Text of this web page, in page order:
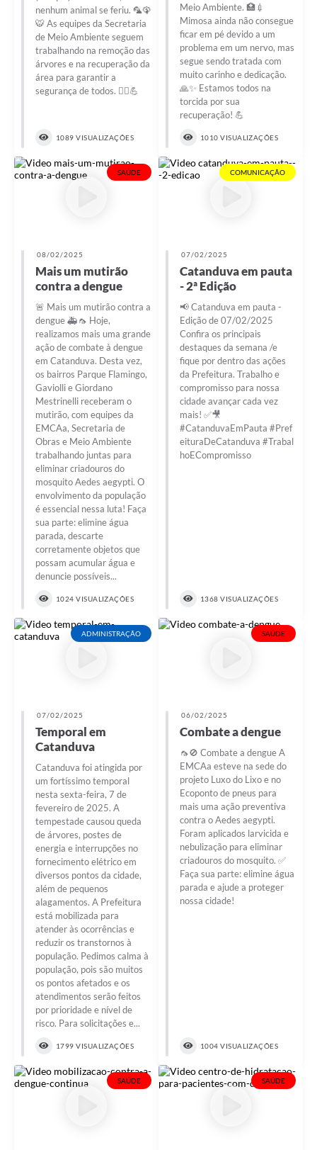
nenhum animal se feriu. 🦜🦚
🐯 As equipes da Secretaria
de Meio Ambiente seguem
trabalhando na remoção das
árvores e na recuperação da
área para garantir a
segurança de todos. 👷‍♂️💪
1089 VISUALIZAÇÕES
Meio Ambiente. 🏥💉
Mimosa ainda não consegue
ficar em pé devido a um
problema em um nervo, mas
segue sendo tratada com
muito carinho e dedicação.
🙏✨ Estamos todos na
torcida por sua
recuperação! 💪
1010 VISUALIZAÇÕES
SAÚDE
08/02/2025
Mais um mutirão
contra a dengue
🚨 Mais um mutirão contra a
dengue 🚑🦟 Hoje,
realizamos mais uma grande
ação de combate à dengue
em Catanduva. Desta vez,
os bairros Parque Flamingo,
Gaviolli e Giordano
Mestrinelli receberam o
mutirão, com equipes da
EMCAa, Secretaria de
Obras e Meio Ambiente
trabalhando juntas para
eliminar criadouros do
mosquito Aedes aegypti. O
envolvimento da população
é essencial nessa luta! Faça
sua parte: elimine água
parada, descarte
corretamente objetos que
possam acumular água e
denuncie possíveis...
1024 VISUALIZAÇÕES
COMUNICAÇÃO
07/02/2025
Catanduva em pauta
- 2ª Edição
📢 Catanduva em pauta -
Edição de 07/02/2025
Confira os principais
destaques da semana /e
fique por dentro das ações
da Prefeitura. Trabalho e
compromisso para nossa
cidade avançar cada vez
mais! ✅🎥
#CatanduvaEmPauta #Pref
eituraDeCatanduva #Trabal
hoECompromisso
1368 VISUALIZAÇÕES
ADMINISTRAÇÃO
07/02/2025
Temporal em
Catanduva
Catanduva foi atingida por
um fortíssimo temporal
nesta sexta-feira, 7 de
fevereiro de 2025. A
tempestade causou queda
de árvores, postes de
energia e interrupções no
fornecimento elétrico em
diversos pontos da cidade,
além de pequenos
alagamentos. A Prefeitura
está mobilizada para
atender às ocorrências e
reduzir os transtornos à
população. Pedimos calma à
população, pois são muitos
os pontos afetados e os
atendimentos serão feitos
por prioridade e nível de
risco. Para solicitações e...
1799 VISUALIZAÇÕES
SAÚDE
06/02/2025
Combate a dengue
🦟🚫 Combate a dengue A
EMCAa esteve na sede do
projeto Luxo do Lixo e no
Ecoponto de pneus para
mais uma ação preventiva
contra o Aedes aegypti.
Foram aplicados larvicida e
nebulização para eliminar
criadouros do mosquito. ✅
Faça sua parte: elimine água
parada e ajude a proteger
nossa cidade!
1004 VISUALIZAÇÕES
SAÚDE SAÚDE